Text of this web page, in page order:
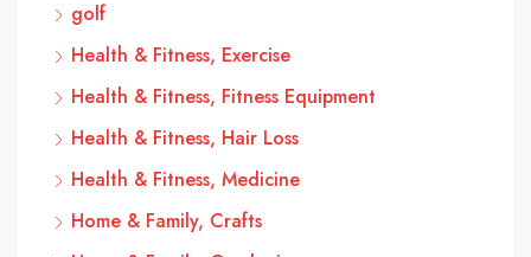
golf
Health & Fitness, Exercise
Health & Fitness, Fitness Equipment
Health & Fitness, Hair Loss
Health & Fitness, Medicine
Home & Family, Crafts